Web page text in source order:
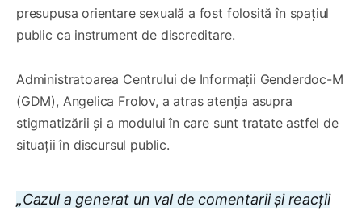
presupusa orientare sexuală a fost folosită în spațiul
public ca instrument de discreditare.
Administratoarea Centrului de Informații Genderdoc-M
(GDM), Angelica Frolov, a atras atenția asupra
stigmatizării și a modului în care sunt tratate astfel de
situații în discursul public.
„Cazul a generat un val de comentarii și reacții